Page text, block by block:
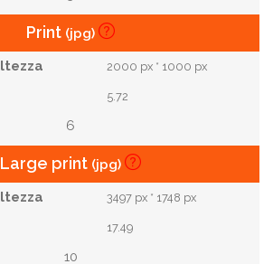
Print (jpg)
2000 px * 1000 px
5.72
6
Large print (jpg)
3497 px * 1748 px
17.49
10